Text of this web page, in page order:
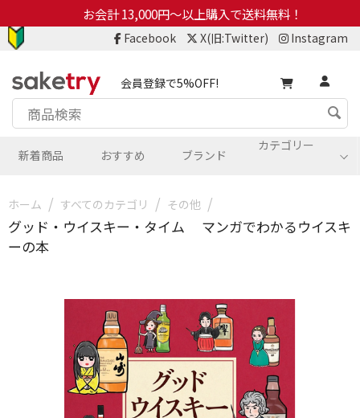
お会計 13,000円～以上購入で送料無料！
Facebook X(旧:Twitter) Instagram
会員登録で5%OFF!
カテゴリー
新着商品 おすすめ ブランド
ホーム / すべてのカテゴリ / その他 /
グッド・ウイスキー・タイム マンガでわかるウイスキ
ーの本